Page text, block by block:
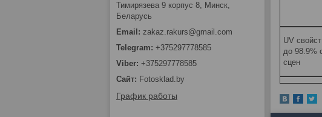
UV
до 98.9%
сцен
Тимирязева 9 корпус 8, Минск,
Беларусь
zakaz.rakurs@gmail.com
+375297778585
+375297778585
Fotosklad.by
График работы